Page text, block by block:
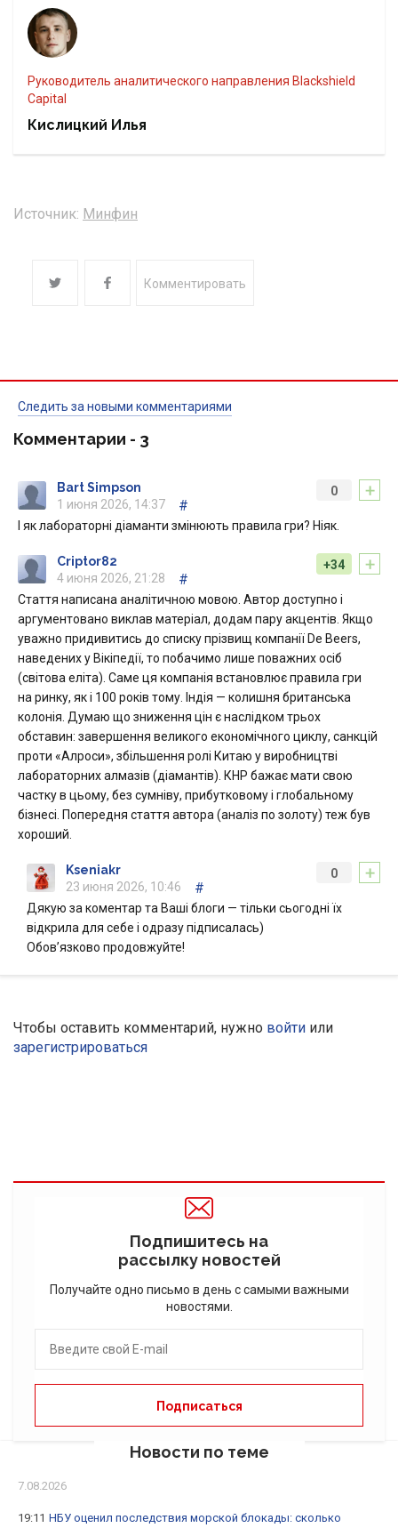
Руководитель аналитического направления Blackshield
Capital
Кислицкий Илья
Источник: Минфин
Комментировать
Следить за новыми комментариями
Комментарии - 3
+
0
Bart Simpson
1 июня 2026, 14:37
#
І як лабораторні діаманти змінюють правила гри? Ніяк.
+
+34
Criptor82
4 июня 2026, 21:28
#
Стаття написана аналітичною мовою. Автор доступно і
аргументовано виклав матеріал, додам пару акцентів. Якщо
уважно придивитись до списку прізвищ компанії De Beers,
наведених у Вікіпедії, то побачимо лише поважних осіб
(світова еліта). Саме ця компанія встановлює правила гри
на ринку, як і 100 років тому. Індія — колишня британська
колонія. Думаю що зниження цін є наслідком трьох
обставин: завершення великого економічного циклу, санкцій
проти «Алроси», збільшення ролі Китаю у виробництві
лабораторних алмазів (діамантів). КНР бажає мати свою
частку в цьому, без сумніву, прибутковому і глобальному
бізнесі. Попередня стаття автора (аналіз по золоту) теж був
хороший.
+
0
Kseniakr
23 июня 2026, 10:46
#
Дякую за коментар та Ваші блоги — тільки сьогодні їх
відкрила для себе і одразу підписалась)
Обов’язково продовжуйте!
Чтобы оставить комментарий, нужно войти или
зарегистрироваться
Подпишитесь на
рассылку новостей
Получайте одно письмо в день с самыми важными
новостями.
Новости по теме
7.08.2026
19:11 НБУ оценил последствия морской блокады: сколько